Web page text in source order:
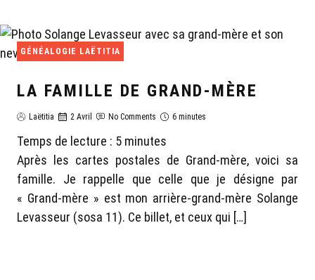
GÉNÉALOGIE LAËTITIA
LA FAMILLE DE GRAND-MÈRE
Laëtitia 2 Avril No Comments 6 minutes
Temps de lecture : 5 minutes
Après les cartes postales de Grand-mère, voici sa
famille. Je rappelle que celle que je désigne par
« Grand-mère » est mon arrière-grand-mère Solange
Levasseur (sosa 11). Ce billet, et ceux qui […]